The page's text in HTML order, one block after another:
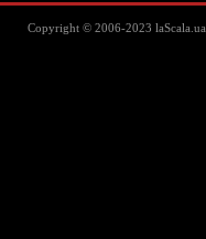
Copyright © 2006-2023 laScala.ua